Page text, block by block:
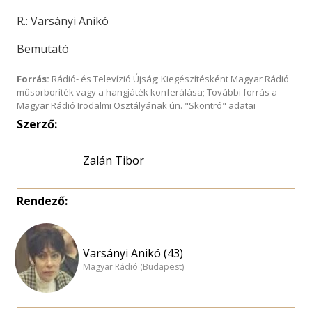
R.: Varsányi Anikó
Bemutató
Forrás: Rádió- és Televízió Újság; Kiegészítésként Magyar Rádió
műsorboríték vagy a hangjáték konferálása; További forrás a
Magyar Rádió Irodalmi Osztályának ún. "Skontró" adatai
Szerző:
Zalán Tibor
Rendező:
Varsányi Anikó (43)
Magyar Rádió (Budapest)